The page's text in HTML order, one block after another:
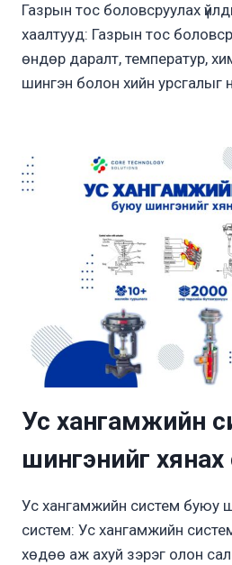
Газрын тос боловсруулах
хаалтууд: Газрын тос
өндөр даралт, температур,
шингэн болон хийн урсгалыг
Ус хангамжийн
шингэнийг хянах
Ус хангамжийн систем буюу
систем: Ус хангамжийн систем
хөдөө аж ахуй зэрэг олон